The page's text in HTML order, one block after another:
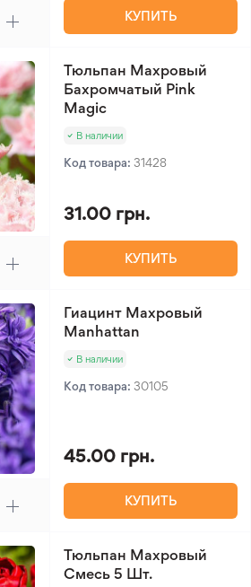
КУПИТЬ
Тюльпан Махровый
Бахромчатый Pink
Magic
В наличии
Код товара: 31428
31.00 грн.
КУПИТЬ
Гиацинт Махровый
Manhattan
В наличии
Код товара: 30105
45.00 грн.
КУПИТЬ
Тюльпан Махровый
Смесь 5 Шт.